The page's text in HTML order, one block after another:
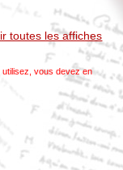
toutes les affiches
vous devez en